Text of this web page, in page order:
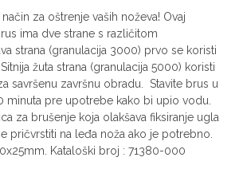
za oštrenje vaših noževa! Ovaj
ima dve strane s različitom
strana (granulacija 3000) prvo se koristi
žuta strana (granulacija 5000) koristi
savršenu završnu obradu. Stavite brus u
minuta pre upotrebe kako bi upio vodu.
za brušenje koja olakšava fiksiranje ugla
pričvrstiti na leđa noža ako je potrebno.
Kataloški broj : 71380-000